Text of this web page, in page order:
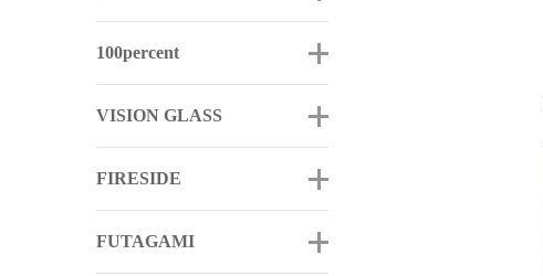
100percent
VISION GLASS
FIRESIDE
FUTAGAMI